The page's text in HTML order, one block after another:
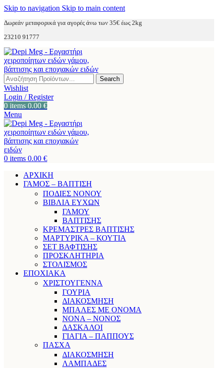
Skip to navigation Skip to main content
Δωρεάν μεταφορικά για αγορές άνω των 35€ έως 2kg
23210 91777
Search
Wishlist
Login / Register
0 items 0.00 €
Menu
0 items 0.00 €
ΑΡΧΙΚΗ
ΓΑΜΟΣ – ΒΑΠΤΙΣΗ
ΠΟΔΙΕΣ ΝΟΝΟΥ
ΒΙΒΛΙΑ ΕΥΧΩΝ
ΓΑΜΟΥ
ΒΑΠΤΙΣΗΣ
ΚΡΕΜΑΣΤΡΕΣ ΒΑΠΤΙΣΗΣ
ΜΑΡΤΥΡΙΚΑ – ΚΟΥΤΙΑ
ΣΕΤ ΒΑΦΤΙΣΗΣ
ΠΡΟΣΚΛΗΤΗΡΙΑ
ΣΤΟΛΙΣΜΟΣ
ΕΠΟΧΙΑΚΑ
ΧΡΙΣΤΟΥΓΕΝΝΑ
ΓΟΥΡΙΑ
ΔΙΑΚΟΣΜΗΣΗ
ΜΠΑΛΕΣ ΜΕ ΟΝΟΜΑ
ΝΟΝΑ – ΝΟΝΟΣ
ΔΑΣΚΑΛΟΙ
ΓΙΑΓΙΑ – ΠΑΠΠΟΥΣ
ΠΑΣΧΑ
ΔΙΑΚΟΣΜΗΣΗ
ΛΑΜΠΑΔΕΣ